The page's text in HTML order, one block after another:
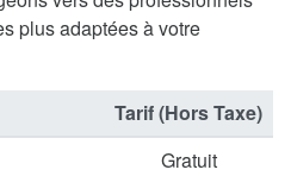
plus adaptées à votre
Tarif (Hors Taxe)
Gratuit